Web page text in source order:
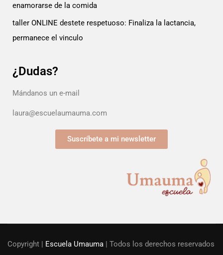
enamorarse de la comida
taller ONLINE destete respetuoso: Finaliza la lactancia,
permanece el vinculo
¿Dudas?
Mándanos un e-mail
laura@escuelaumauma.com
Suscríbete a mi newsletter
Copyright | Escuela Umauma | Todos los derechos reservados